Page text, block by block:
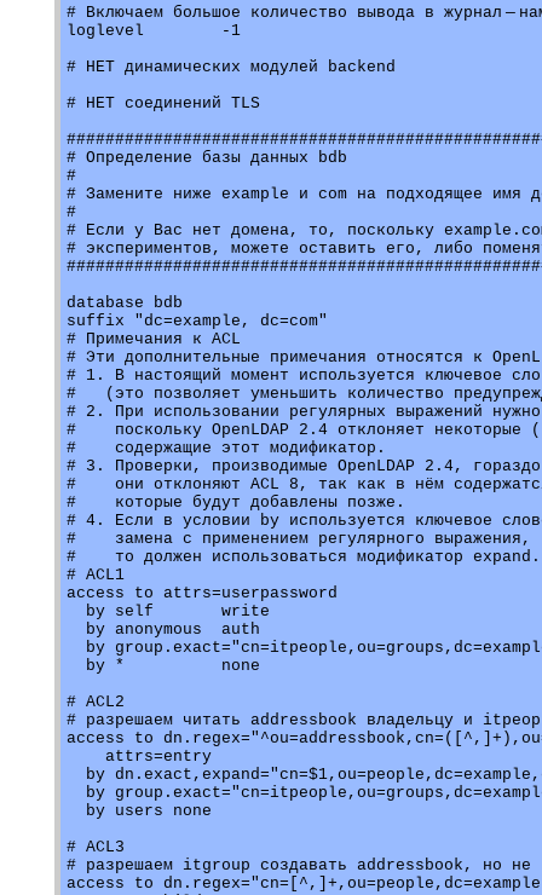
# Включаем большое количество вывода в журнал —
loglevel 	-1
# НЕТ динамических модулей backend
# НЕТ соединений TLS
# Определение базы данных bdb
#
# Замените ниже example и com на подходящее имя
#
# Если у Вас нет домена, то, поскольку
# экспериментов, можете оставить его, либо
database bdb
suffix "dc=example, dc=com"
# Примечания к ACL
# Эти дополнительные примечания относятся к
# 1. В настоящий момент используется ключевое
#   (это позволяет уменьшить количество
# 2. При использовании регулярных выражений
#    поскольку OpenLDAP 2.4 отклоняет некоторые
#    содержащие этот модификатор.
# 3. Проверки, производимые OpenLDAP 2.4,
#    они отклоняют ACL 8, так как в нём
#    которые будут добавлены позже.
# 4. Если в условии by используется ключевое
#    замена с применением регулярного выражения,
#    то должен использоваться модификатор expand.
# ACL1
access to attrs=userpassword
  by self       write
  by anonymous  auth
by
  by *          none
# ACL2
# разрешаем читать addressbook владельцу и
access to
    attrs=entry
by
by
  by users none
# ACL3
# разрешаем itgroup создавать addressbook, но не
access to